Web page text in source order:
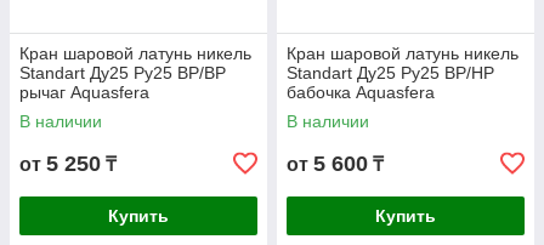
Кран шаровой латунь никель
Standart Ду25 Ру25 ВР/ВР
рычаг Aquasfera
В наличии
от 5 250 ₸
Купить
Кран шаровой латунь никель
Standart Ду25 Ру25 ВР/НР
бабочка Aquasfera
В наличии
от 5 600 ₸
Купить